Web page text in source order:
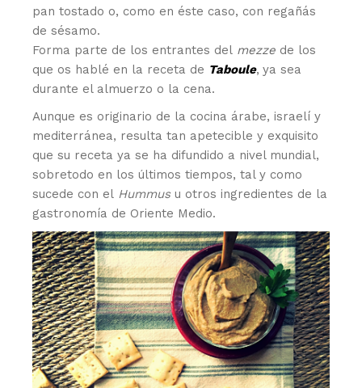
pan tostado o, como en éste caso, con regañás
de sésamo.
Forma parte de los entrantes del mezze de los
que os hablé en la receta de Taboule, ya sea
durante el almuerzo o la cena.
Aunque es originario de la cocina árabe, israelí y
mediterránea, resulta tan apetecible y exquisito
que su receta ya se ha difundido a nivel mundial,
sobretodo en los últimos tiempos, tal y como
sucede con el Hummusu otros ingredientes de la
gastronomía de Oriente Medio.